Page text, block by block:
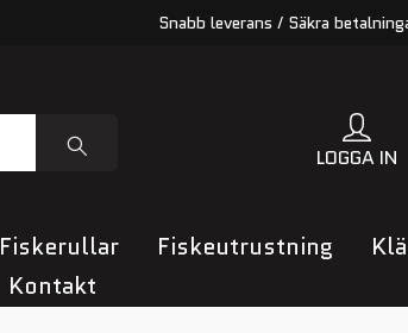
Snabb leverans / Säkra
LOGGA IN
Fiskerullar Fiskeutrustning
Kontakt